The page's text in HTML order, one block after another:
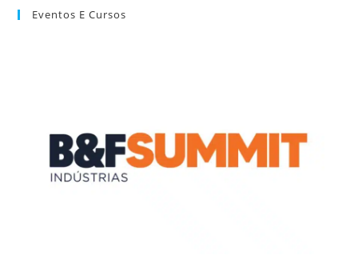
Eventos E Cursos